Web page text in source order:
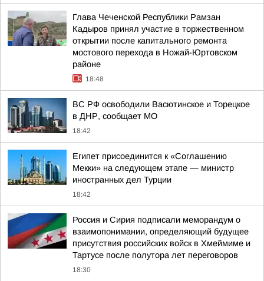
Глава Чеченской Республики Рамзан
Кадыров принял участие в торжественном
открытии после капитального ремонта
мостового перехода в Ножай-Юртовском
районе
18:48
ВС РФ освободили Васютинское и Торецкое
в ДНР, сообщает МО
18:42
Египет присоединится к «Соглашению
Мекки» на следующем этапе — министр
иностранных дел Турции
18:42
Россия и Сирия подписали меморандум о
взаимопонимании, определяющий будущее
присутствия российских войск в Хмеймиме и
Тартусе после полутора лет переговоров
18:30